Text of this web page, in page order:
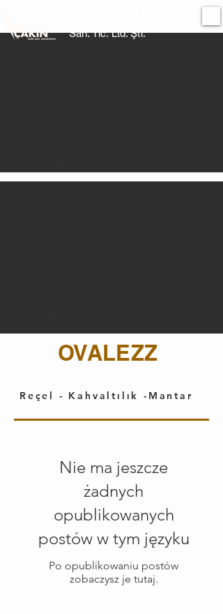
San. Tic. Ltd. Şti.
OVALEZZ
Reçel - Kahvaltılık -Mantar
Nie ma jeszcze
żadnych
opublikowanych
postów w tym języku
Po opublikowaniu postów
zobaczysz je tutaj.